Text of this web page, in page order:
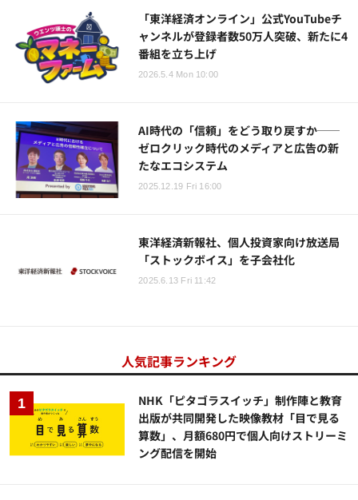
「東洋経済オンライン」公式YouTubeチ
ャンネルが登録者数50万人突破、新たに4
番組を立ち上げ
2026.5.4 Mon 10:00
AI時代の「信頼」をどう取り戻すか──
ゼロクリック時代のメディアと広告の新
たなエコシステム
2025.12.19 Fri 16:00
東洋経済新報社、個人投資家向け放送局
「ストックボイス」を子会社化
2025.6.13 Fri 11:42
人気記事ランキング
NHK「ピタゴラスイッチ」制作陣と教育
出版が共同開発した映像教材「目で見る
算数」、月額680円で個人向けストリーミ
ング配信を開始